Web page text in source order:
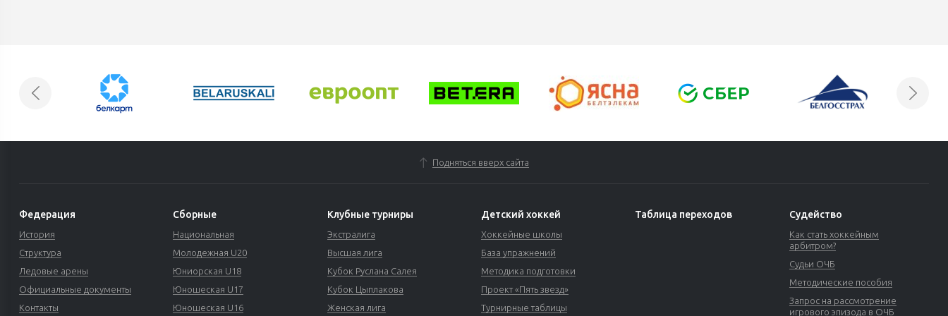
Подняться вверх сайта
Федерация
История
Структура
Ледовые арены
Официальные документы
Контакты
Сборные
Национальная
Молодежная U20
Юниорская U18
Юношеская U17
Юношеская U16
Клубные турниры
Экстралига
Высшая лига
Кубок Руслана Салея
Кубок Цыплакова
Женская лига
Детский хоккей
Хоккейные школы
База упражнений
Методика подготовки
Проект «Пять звезд»
Турнирные таблицы
Таблица переходов Судейство
Как стать хоккейным
арбитром?
Судьи ОЧБ
Методические пособия
Запрос на рассмотрение
игрового эпизода в ОЧБ